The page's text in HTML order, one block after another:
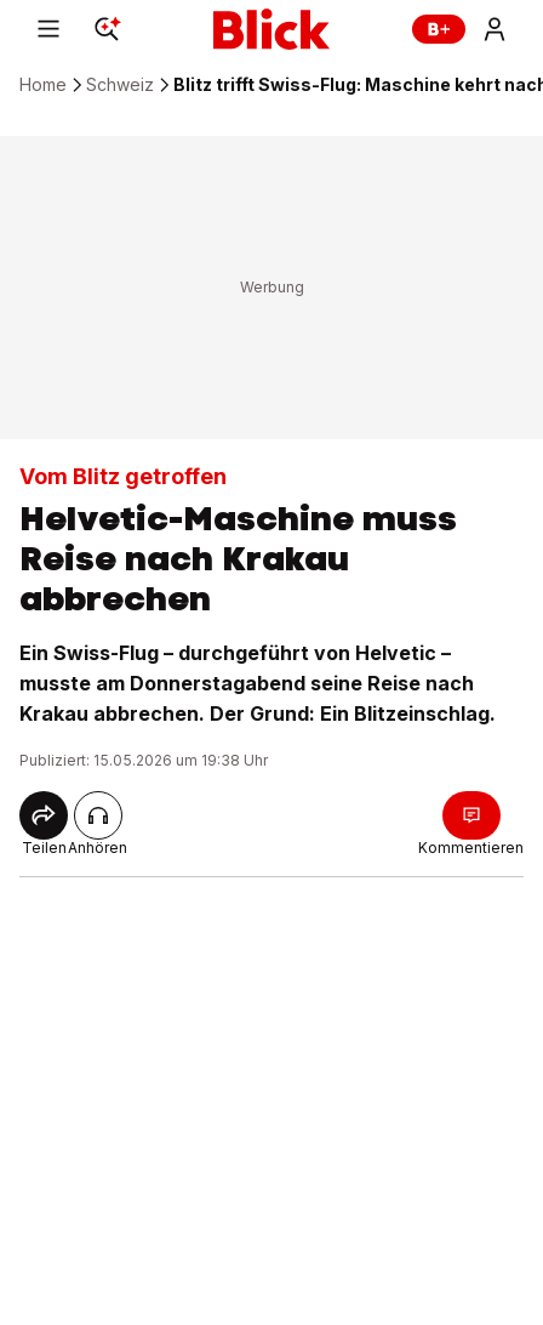
Home Schweiz Blitz trifft Swiss-Flug: Maschine kehrt
Vom Blitz getroffen
Helvetic-Maschine muss
Reise nach Krakau
abbrechen
Ein Swiss-Flug – durchgeführt von Helvetic –
musste am Donnerstagabend seine Reise nach
Krakau abbrechen. Der Grund: Ein Blitzeinschlag.
Publiziert: 15.05.2026 um 19:38 Uhr
TeilenAnhören Kommentieren